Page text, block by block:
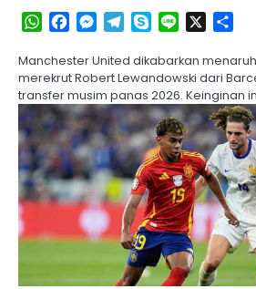
WhatsApp
Facebook
Messenger
Telegram
SkypeLine
Manchester United dikabarkan
merekrut Robert Lewandowski dari
transfer musim panas 2026. Keinginan